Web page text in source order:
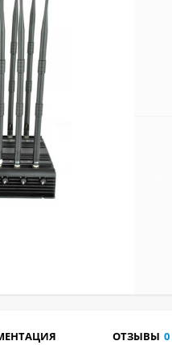
ОТЗЫВЫ 0